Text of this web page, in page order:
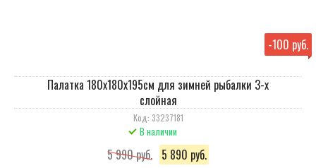
-100 руб.
Палатка 180x180x195см для зимней рыбалки 3-х
слойная
Код: 33237181
В наличии
5 990 руб. 5 890 руб.